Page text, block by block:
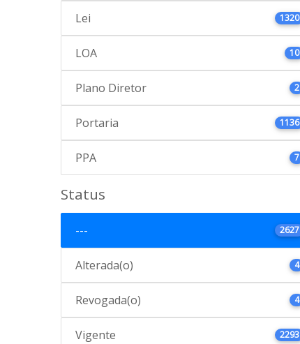
Lei 1320
LOA 10
Plano Diretor 2
Portaria 1136
PPA 7
Status
--- 2627
Alterada(o) 4
Revogada(o) 4
Vigente 2293